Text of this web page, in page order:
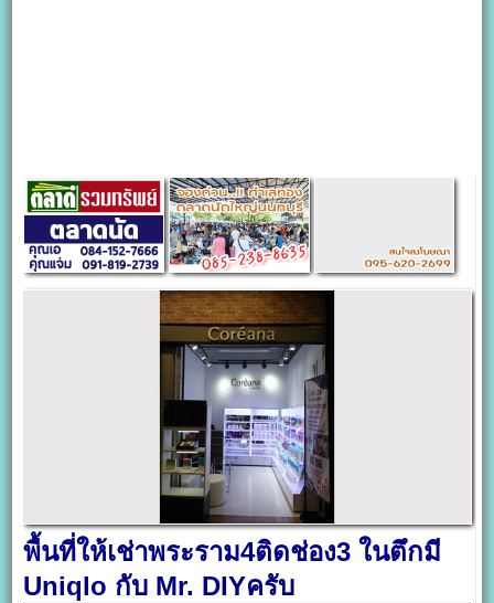
พื้นที่ให้เช่าพระราม4ติดช่อง3 ในตึกมี
Uniqlo กับ Mr. DIYครับ